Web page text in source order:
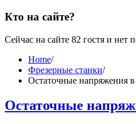
Кто на сайте?
Сейчас на сайте 82 гостя и нет
Home/
Фрезерные станки/
Остаточные напряжения в
Остаточные